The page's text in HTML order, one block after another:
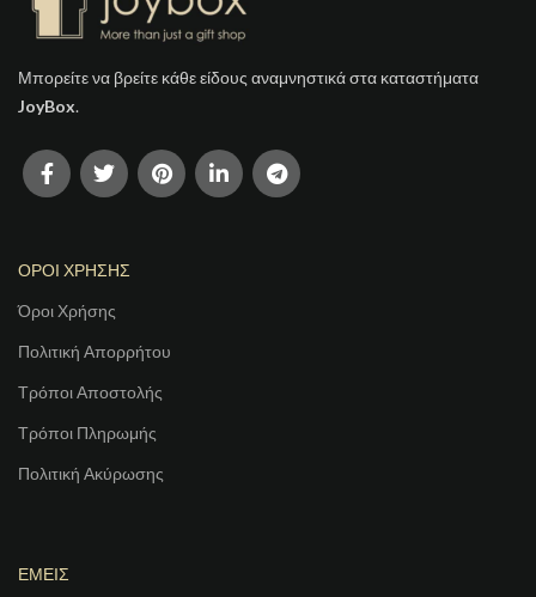
Μπορείτε να βρείτε κάθε είδους αναμνηστικά στα καταστήματα
JoyBox.
ΟΡΟΙ ΧΡΗΣΗΣ
Όροι Χρήσης
Πολιτική Απορρήτου
Τρόποι Αποστολής
Τρόποι Πληρωμής
Πολιτική Ακύρωσης
ΕΜΕΙΣ